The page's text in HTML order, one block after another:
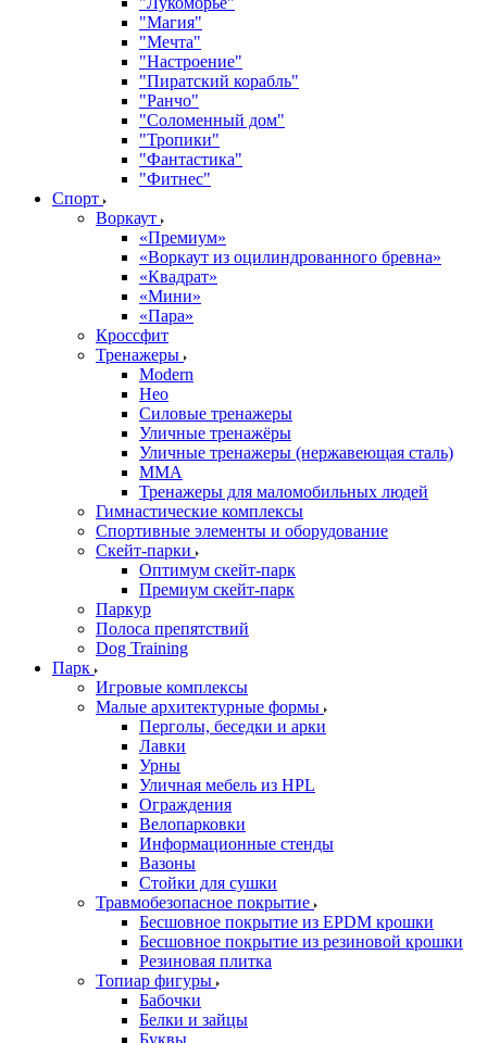
"Магия"
"Мечта"
"Настроение"
"Пиратский корабль"
"Ранчо"
"Соломенный дом"
"Тропики"
"Фантастика"
"Фитнес"
Спорт
Воркаут
«Премиум»
«Воркаут из оцилиндрованного бревна»
«Квадрат»
«Мини»
«Пара»
Кроссфит
Тренажеры
Modern
Нео
Силовые тренажеры
Уличные тренажёры
Уличные тренажеры (нержавеющая сталь)
ММА
Тренажеры для маломобильных людей
Гимнастические комплексы
Спортивные элементы и оборудование
Скейт-парки
Оптимум скейт-парк
Премиум скейт-парк
Паркур
Полоса препятствий
Dog Training
Парк
Игровые комплексы
Малые архитектурные формы
Перголы, беседки и арки
Лавки
Урны
Уличная мебель из HPL
Ограждения
Велопарковки
Информационные стенды
Вазоны
Стойки для сушки
Травмобезопасное покрытие
Бесшовное покрытие из EPDM крошки
Бесшовное покрытие из резиновой крошки
Резиновая плитка
Топиар фигуры
Бабочки
Белки и зайцы
Буквы